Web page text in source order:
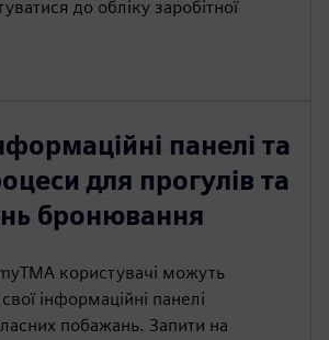
до обліку заробітної
панелі та
для прогулів та
бронювання
користувачі можуть
інформаційні панелі
побажань. Запити на